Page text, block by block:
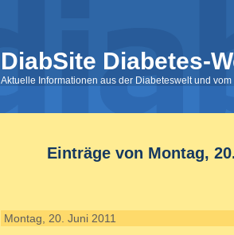
DiabSite Diabetes-
Aktuelle Informationen aus der Diabeteswelt und
Einträge von Montag,
Montag, 20. Juni 2011